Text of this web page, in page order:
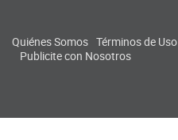
Quiénes Somos Términos de Uso
Publicite con Nosotros